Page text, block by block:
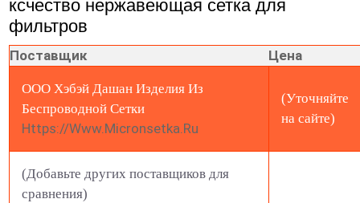
ксчество нержавеющая сетка для
фильтров
Поставщик Цена
ООО Хэбэй Дашан Изделия Из
Беспроводной Сетки
Https://www.micronsetka.ru
(Уточняйте
на сайте)
(Добавьте других поставщиков для
сравнения)